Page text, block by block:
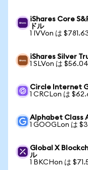
iShares Core
ドル
1 IVVon は
iShares Silver
1 SLVon は
Circle Internet
1 CRCLon は
Alphabet Class
1 GOOGLon は
Global X
ル
1 BKCHon は